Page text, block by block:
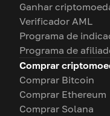
Ganhar
Verificador AML
Programa de
Programa de
Comprar
Comprar Bitcoin
Comprar Ethereum
Comprar Solana